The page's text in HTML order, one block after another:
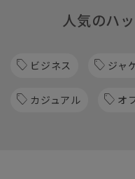
人気のハ
ビジネス ジャ
カジュアル オ